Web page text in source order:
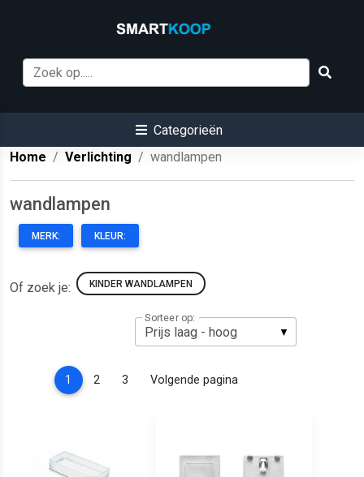
Categorieën
Home
Verlichting wandlampen
wandlampen
MERK: KLEUR:
Of zoek je: KINDER WANDLAMPEN
Sorteer op:
1 (current)
2 3 Volgende pagina